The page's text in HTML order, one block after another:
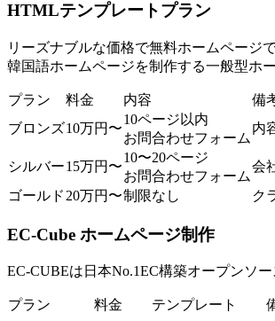
HTMLテンプレートプラン
リーズナブルな価格で無料ホームページ
韓国語ホームページを制作する一般型ホー
プラン 料金 内容
備
ブロンズ10万円〜
10ページ以内
お問合わせフォーム
内
シルバー15万円〜
10〜20ページ
お問合わせフォーム
会
ゴールド 20万円〜制限なし ク
EC-Cube ホームページ制作
EC-CUBEは日本No.1EC構築オープンソ
プラン 料金 テンプレート